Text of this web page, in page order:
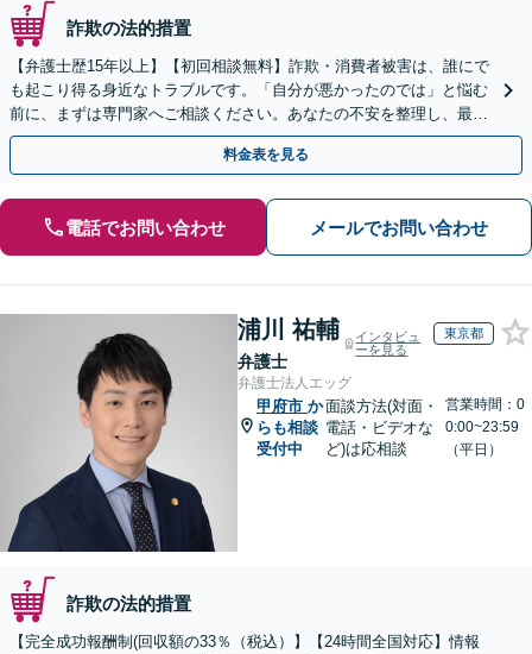
詐欺の法的措置
【弁護士歴15年以上】【初回相談無料】詐欺・消費者被害は、誰にで
も起こり得る身近なトラブルです。「自分が悪かったのでは」と悩む
前に、まずは専門家へご相談ください。あなたの不安を整理し、最善
の解決策へ導きます。【電話・メール・WEB相談可】
料金表を見る
電話でお問い合わせ メールでお問い合わせ
浦川 祐輔
弁護士
インタビュ
ーを見る
東京都
弁護士法人エッグ
甲府市 か
らも相談
受付中
面談方法(対面・
電話・ビデオな
ど)は応相談
営業時間：0
0:00~23:59
（平日）
詐欺の法的措置
【完全成功報酬制(回収額の33％（税込）】【24時間全国対応】情報